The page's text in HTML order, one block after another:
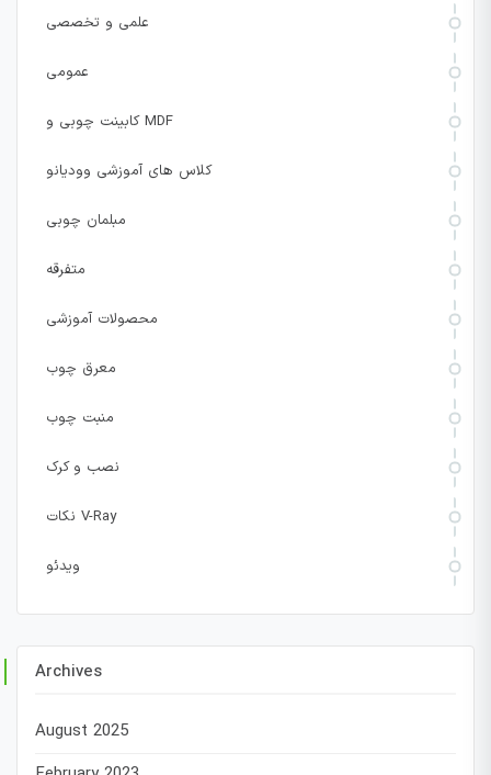
علمی و تخصصی
عمومی
کابینت چوبی و MDF
کلاس های آموزشی وودیانو
مبلمان چوبی
متفرقه
محصولات آموزشی
معرق چوب
منبت چوب
نصب و کرک
نکات V-Ray
ویدئو
Archives
August 2025